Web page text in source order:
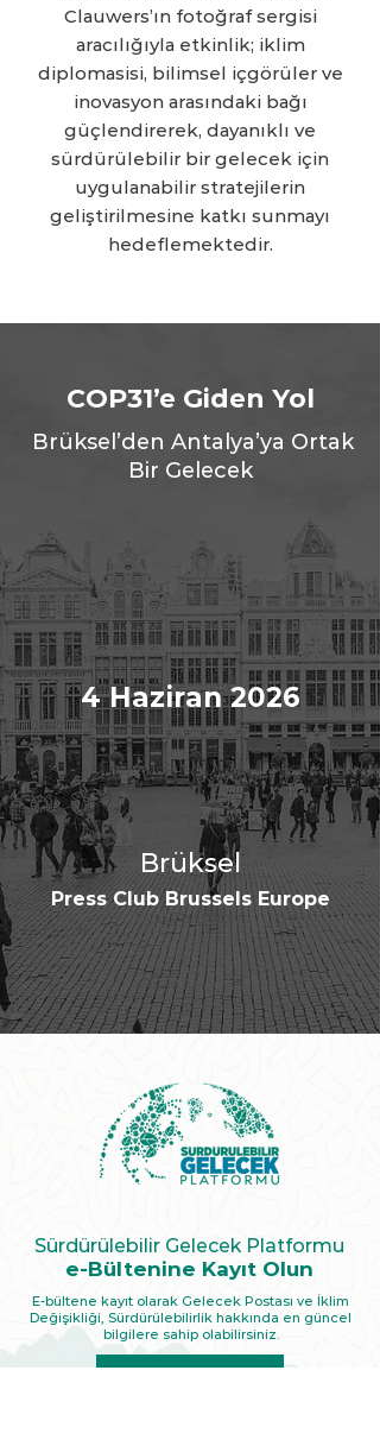
Clauwers’ın fotoğraf sergisi
aracılığıyla etkinlik; iklim
diplomasisi, bilimsel içgörüler ve
inovasyon arasındaki bağı
güçlendirerek, dayanıklı ve
sürdürülebilir bir gelecek için
uygulanabilir stratejilerin
geliştirilmesine katkı sunmayı
hedeflemektedir.
COP31’e Giden Yol
Brüksel’den Antalya’ya Ortak
Bir Gelecek
4 Haziran 2026
Brüksel
Press Club Brussels Europe
Sürdürülebilir Gelecek Platformu
e-Bültenine Kayıt Olun
E-bültene kayıt olarak Gelecek Postası ve İklim
Değişikliği, Sürdürülebilirlik hakkında en güncel
bilgilere sahip olabilirsiniz.